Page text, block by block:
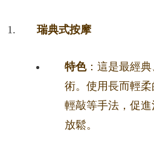
瑞典式按摩
特色：這是最經
術。使用長而輕
輕敲等手法，促
放鬆。